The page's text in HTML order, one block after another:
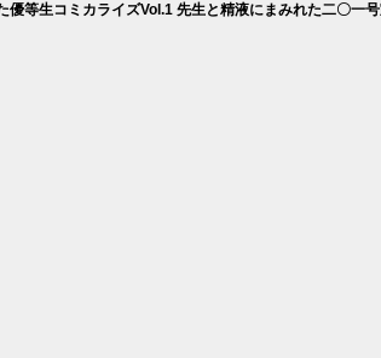
優等生コミカライズVol.1 先生と精液にまみれた二〇一